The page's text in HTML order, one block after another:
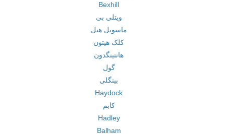
Bexhill
ویتلی بی
ماسویل هیل
کلک هیتون
هانتینگدون
گول
بینگلی
Haydock
کابم
Hadley
Balham